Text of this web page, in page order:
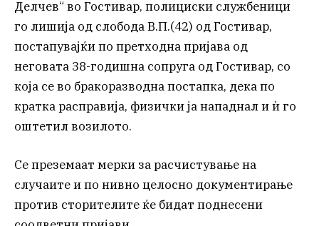
Делчев“ во Гостивар, полициски службеници
го лишија од слобода В.П.(42) од Гостивар,
постапувајќи по претходна пријава од
неговата 38-годишна сопруга од Гостивар, со
која се во бракоразводна постапка, дека по
кратка расправија, физички ја нападнал и ѝ го
оштетил возилото.
Се преземаат мерки за расчистување на
случаите и по нивно целосно документирање
против сторителите ќе бидат поднесени